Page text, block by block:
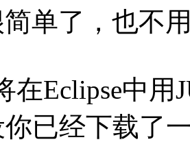
单了，也不
Eclipse中用
已经下载了